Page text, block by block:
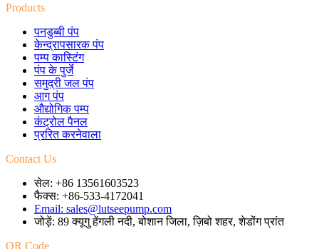
Products
पनडुब्बी पंप
केन्द्रापसारक पंप
पम्प कास्टिंग
पंप के पुर्जे
समुद्री जल पंप
आग पंप
औद्योगिक पम्प
कंट्रोल पैनल
प्ररित करनेवाला
Contact Us
सेल: +86 13561603523
फैक्स: +86-533-4172041
Email: sales@lutseepump.com
जोड़ें: 89 क्यूगु हेंगली नदी, बोशान जिला, ज़िबो शहर, शेडोंग प्रांत
QR Code